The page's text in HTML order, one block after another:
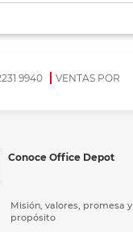
9940
VENTAS POR
Conoce Office Depot
Misión, valores, promesa y
propósito